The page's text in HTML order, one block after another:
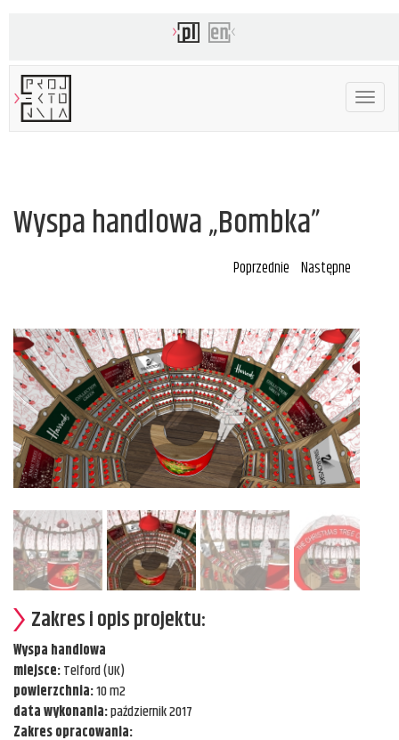
Toggle
Wyspa handlowa „Bombka”
Poprzednie Następne
Zakres i opis projektu:
Wyspa handlowa
miejsce:Telford (UK)
powierzchnia:10 m2
data wykonania:październik 2017
Zakres opracowania: